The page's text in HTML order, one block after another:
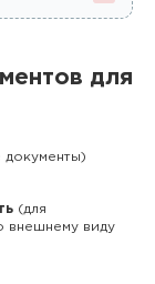
для
документы)
(для
внешнему виду